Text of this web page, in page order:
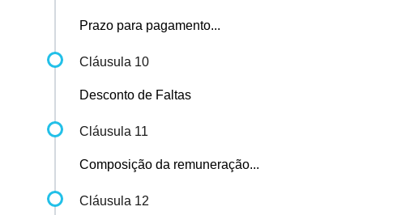
Prazo para pagamento...
Cláusula 10
Desconto de Faltas
Cláusula 11
Composição da remuneração...
Cláusula 12